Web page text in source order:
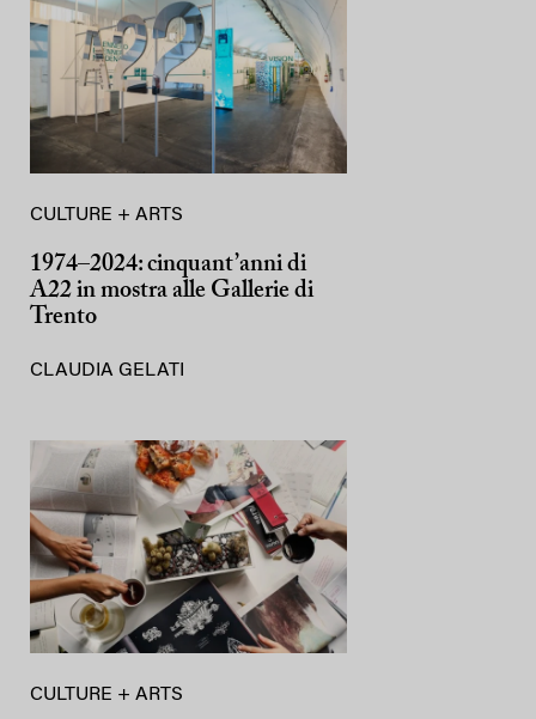
CULTURE + ARTS
1974–2024: cinquant’anni di
A22 in mostra alle Gallerie di
Trento
CLAUDIA GELATI
CULTURE + ARTS